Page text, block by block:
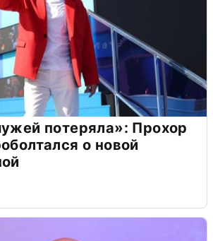
потеряла»: Прохор
о новой